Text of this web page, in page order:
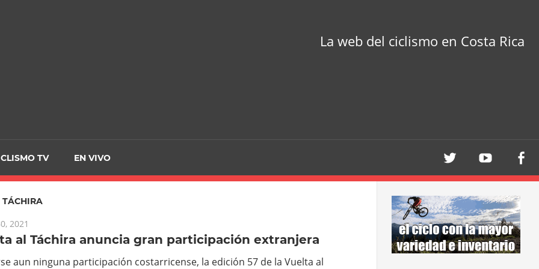
La web del ciclismo en Costa Rica
TV EN VIVO
TÁCHIRA
2021
al Táchira anuncia gran participación extranjera
aun ninguna participación costarricense, la edición 57 de la Vuelta al